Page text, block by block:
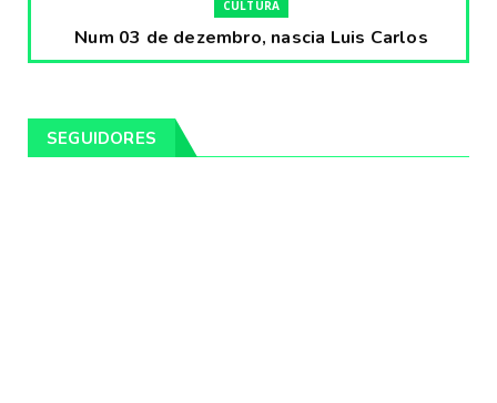
CULTURA
Num 03 de dezembro, nascia Luis Carlos
Prestes, o Cavaleiro ...
Pintores da Temática Gauchesca - parte
SEGUIDORES